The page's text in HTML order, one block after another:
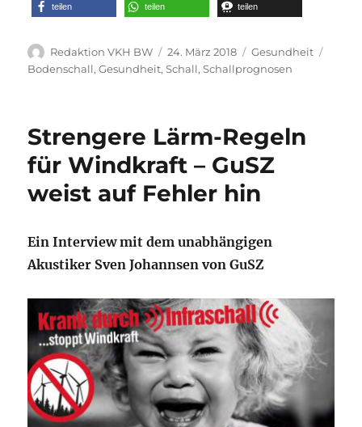
teilen teilen teilen
Autor
Redaktion VKH BW
Veröffentlicht
am
24. März 2018 Kategorien
Gesundheit
Bodenschall,Gesundheit,Schall,Schallprognosen
Strengere Lärm-Regeln
für Windkraft – GuSZ
weist auf Fehler hin
Ein Interview mit dem unabhängigen
Akustiker Sven Johannsen von GuSZ